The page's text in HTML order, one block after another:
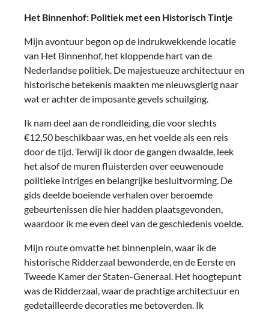
Het Binnenhof: Politiek met een Historisch Tintje
Mijn avontuur begon op de indrukwekkende locatie
van Het Binnenhof, het kloppende hart van de
Nederlandse politiek. De majestueuze architectuur en
historische betekenis maakten me nieuwsgierig naar
wat er achter de imposante gevels schuilging.
Ik nam deel aan de rondleiding, die voor slechts
€12,50 beschikbaar was, en het voelde als een reis
door de tijd. Terwijl ik door de gangen dwaalde, leek
het alsof de muren fluisterden over eeuwenoude
politieke intriges en belangrijke besluitvorming. De
gids deelde boeiende verhalen over beroemde
gebeurtenissen die hier hadden plaatsgevonden,
waardoor ik me even deel van de geschiedenis voelde.
Mijn route omvatte het binnenplein, waar ik de
historische Ridderzaal bewonderde, en de Eerste en
Tweede Kamer der Staten-Generaal. Het hoogtepunt
was de Ridderzaal, waar de prachtige architectuur en
gedetailleerde decoraties me betoverden. Ik